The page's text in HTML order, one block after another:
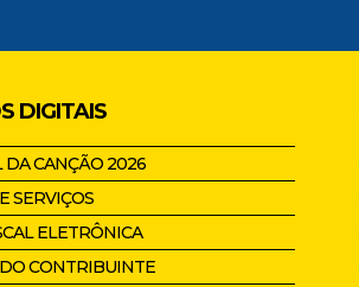
DIGITAIS
DA CANÇÃO 2026
SERVIÇOS
ELETRÔNICA
CONTRIBUINTE